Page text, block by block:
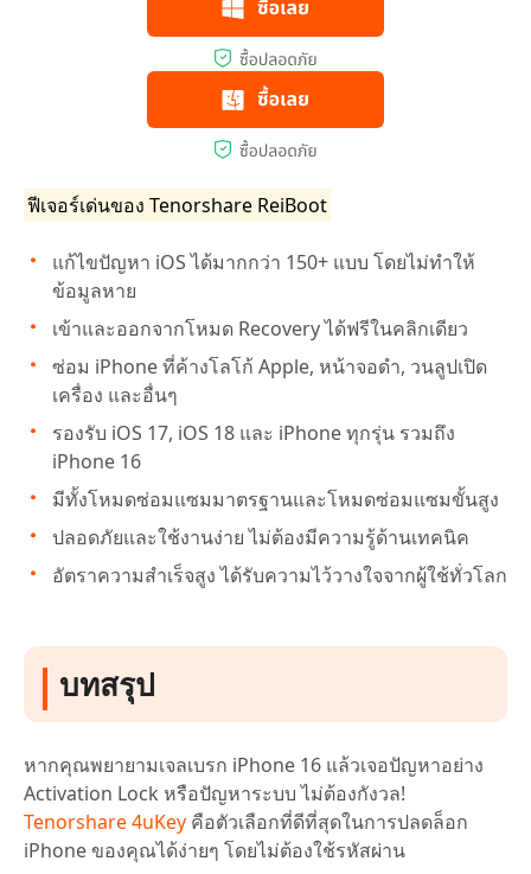
ฟีเจอร์เด่นของ Tenorshare ReiBoot
แก้ไขปัญหา iOS ได้มากกว่า 150+ แบบ โดยไม่ทำให้
ข้อมูลหาย
เข้าและออกจากโหมด Recovery ได้ฟรีในคลิกเดียว
ซ่อม iPhone ที่ค้างโลโก้ Apple, หน้าจอดำ, วนลูปเปิด
เครื่อง และอื่นๆ
รองรับ iOS 17, iOS 18 และ iPhone ทุกรุ่น รวมถึง
iPhone 16
มีทั้งโหมดซ่อมแซมมาตรฐานและโหมดซ่อมแซมขั้นสูง
ปลอดภัยและใช้งานง่าย ไม่ต้องมีความรู้ด้านเทคนิค
อัตราความสำเร็จสูง ได้รับความไว้วางใจจากผู้ใช้ทั่วโลก
บทสรุป
หากคุณพยายามเจลเบรก iPhone 16 แล้วเจอปัญหาอย่าง
Activation Lock หรือปัญหาระบบ ไม่ต้องกังวล!
Tenorshare 4uKey คือตัวเลือกที่ดีที่สุดในการปลดล็อก
iPhone ของคุณได้ง่ายๆ โดยไม่ต้องใช้รหัสผ่าน